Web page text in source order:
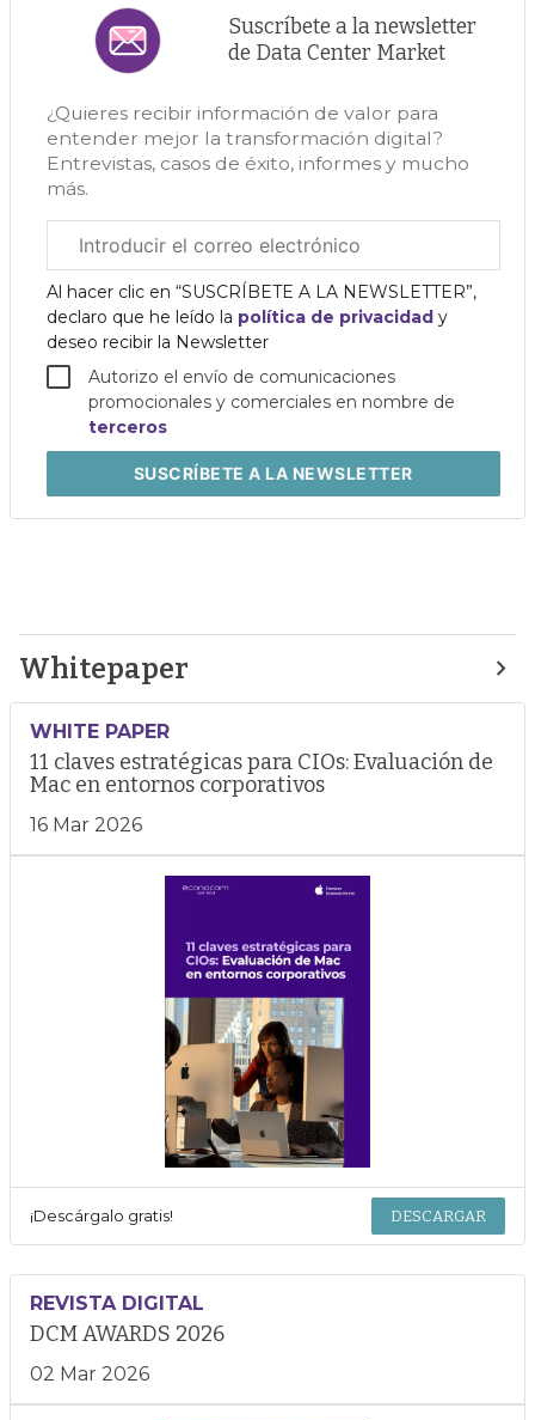
Suscríbete a la newsletter
de Data Center Market
¿Quieres recibir información de valor para
entender mejor la transformación digital?
Entrevistas, casos de éxito, informes y mucho
más.
electrónico
corporativo
Al hacer clic en “SUSCRÍBETE A LA NEWSLETTER”,
declaro que he leído la política de privacidad y
deseo recibir la Newsletter
Autorizo el envío de comunicaciones
promocionales y comerciales en nombre de
terceros
SUSCRÍBETEA LA NEWSLETTER
Whitepaper
WHITE PAPER
11 claves estratégicas para CIOs: Evaluación de
Mac en entornos corporativos
16 Mar 2026
¡Descárgalo gratis! DESCARGAR
REVISTA DIGITAL
DCM AWARDS 2026
02 Mar 2026